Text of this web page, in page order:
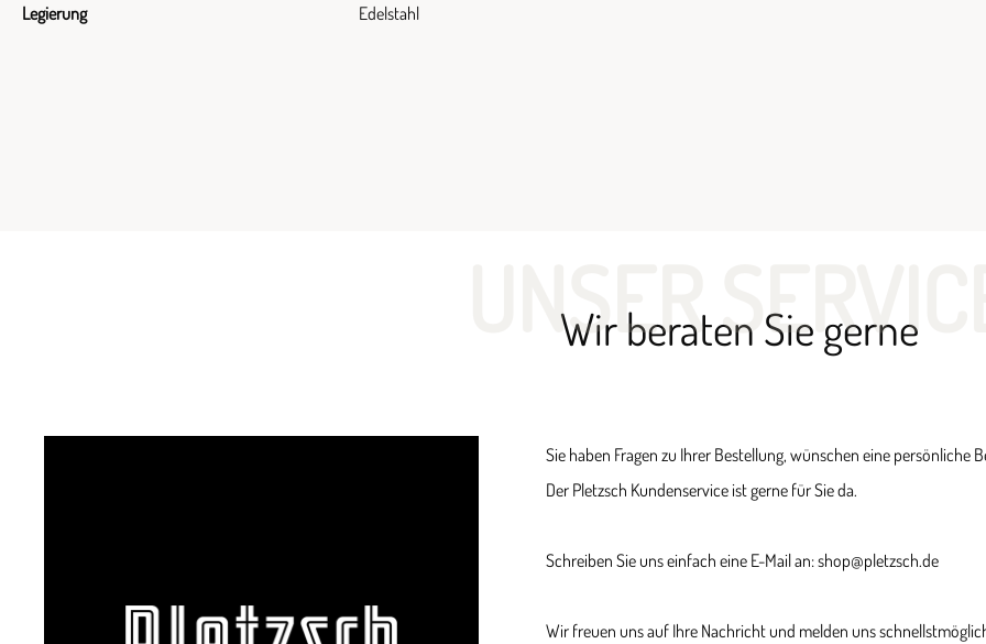
Legierung Edelstahl
UNSER
Wir beraten Sie gerne
Sie haben Fragen zu Ihrer Bestellung, wünschen eine persönliche
Der Pletzsch Kundenservice ist gerne für Sie da.
Schreiben Sie uns einfach eine E-Mail an: shop@pletzsch.de
Wir freuen uns auf Ihre Nachricht und melden uns